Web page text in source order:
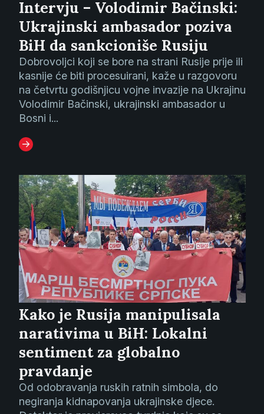
Intervju – Volodimir Bačinski:
Ukrajinski ambasador poziva
BiH da sankcioniše Rusiju
Dobrovoljci koji se bore na strani Rusije prije ili
kasnije će biti procesuirani, kaže u razgovoru
na četvrtu godišnjicu vojne invazije na Ukrajinu
Volodimir Bačinski, ukrajinski ambasador u
Bosni i...
Kako je Rusija manipulisala
narativima u BiH: Lokalni
sentiment za globalno
pravdanje
Od odobravanja ruskih ratnih simbola, do
negiranja kidnapovanja ukrajinske djece.